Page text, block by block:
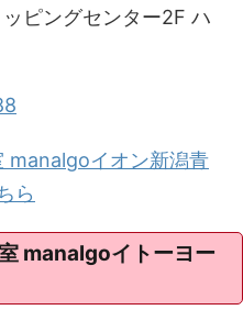
ピングセンター2F ハ
manalgoイオン新潟青
ら
manalgoイトーヨー